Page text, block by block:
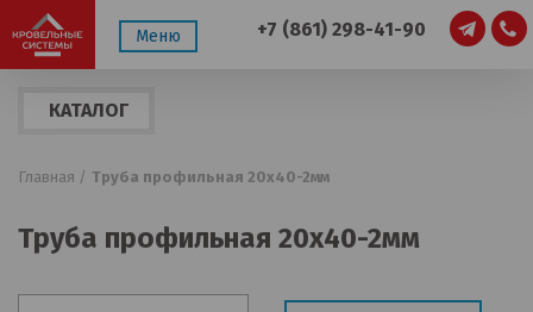
Меню +7 (861) 298-41-90
КАТАЛОГ
Главная / Труба профильная 20х40-2мм
Труба профильная 20х40-2мм